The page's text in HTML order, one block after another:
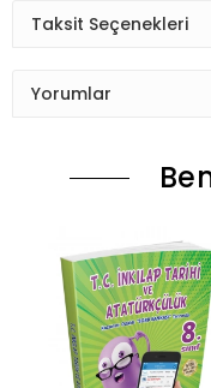
Taksit Seçenekleri
Yorumlar